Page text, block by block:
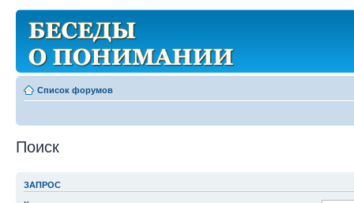
Список форумов
Поиск
ЗАПРОС